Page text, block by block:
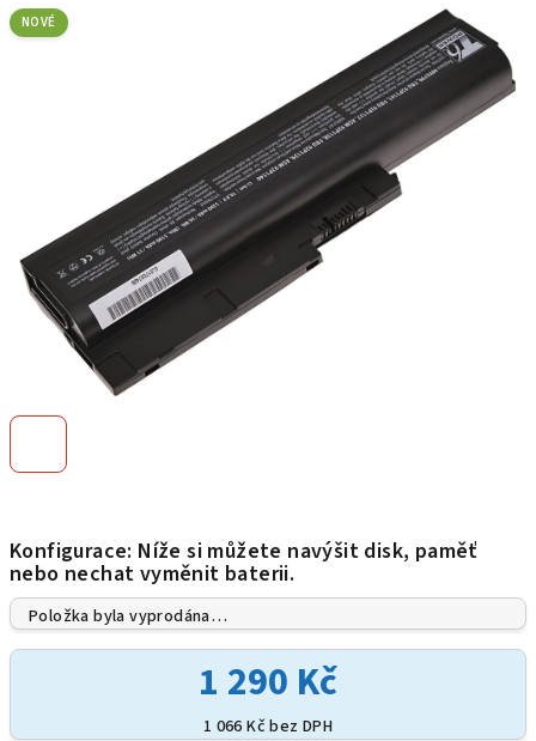
Konfigurace: Níže si můžete navýšit disk, paměť
nebo nechat vyměnit baterii.
Položka byla vyprodána…
1 290 Kč
1 066 Kč bez DPH
hvězdiček.
NOVÉ